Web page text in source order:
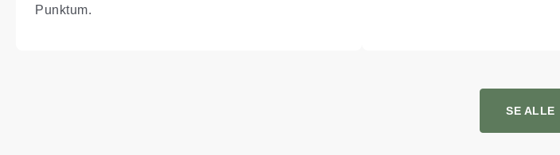
Punktum.
SE ALLE